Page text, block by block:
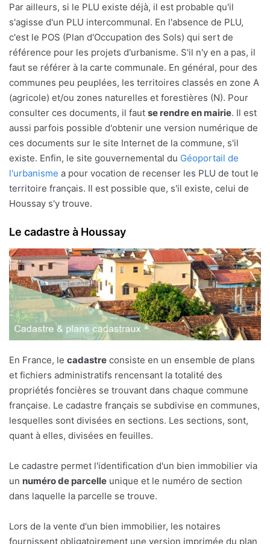
Par ailleurs, si le PLU existe déjà, il est probable qu'il
s'agisse d'un PLU intercommunal. En l'absence de PLU,
c'est le POS (Plan d'Occupation des Sols) qui sert de
référence pour les projets d'urbanisme. S'il n'y en a pas, il
faut se référer à la carte communale. En général, pour des
communes peu peuplées, les territoires classés en zone A
(agricole) et/ou zones naturelles et forestières (N). Pour
consulter ces documents, il faut se rendre en mairie. Il est
aussi parfois possible d'obtenir une version numérique de
ces documents sur le site Internet de la commune, s'il
existe. Enfin, le site gouvernemental du Géoportail de
l'urbanisme a pour vocation de recenser les PLU de tout le
territoire français. Il est possible que, s'il existe, celui de
Houssay s'y trouve.
Le cadastre à Houssay
En France, le cadastre consiste en un ensemble de plans
et fichiers administratifs rencensant la totalité des
propriétés foncières se trouvant dans chaque commune
française. Le cadastre français se subdivise en communes,
lesquelles sont divisées en sections. Les sections, sont,
quant à elles, divisées en feuilles.
Le cadastre permet l'identification d'un bien immobilier via
un numéro de parcelle unique et le numéro de section
dans laquelle la parcelle se trouve.
Lors de la vente d'un bien immobilier, les notaires
fournissent obligatoirement une version imprimée du plan